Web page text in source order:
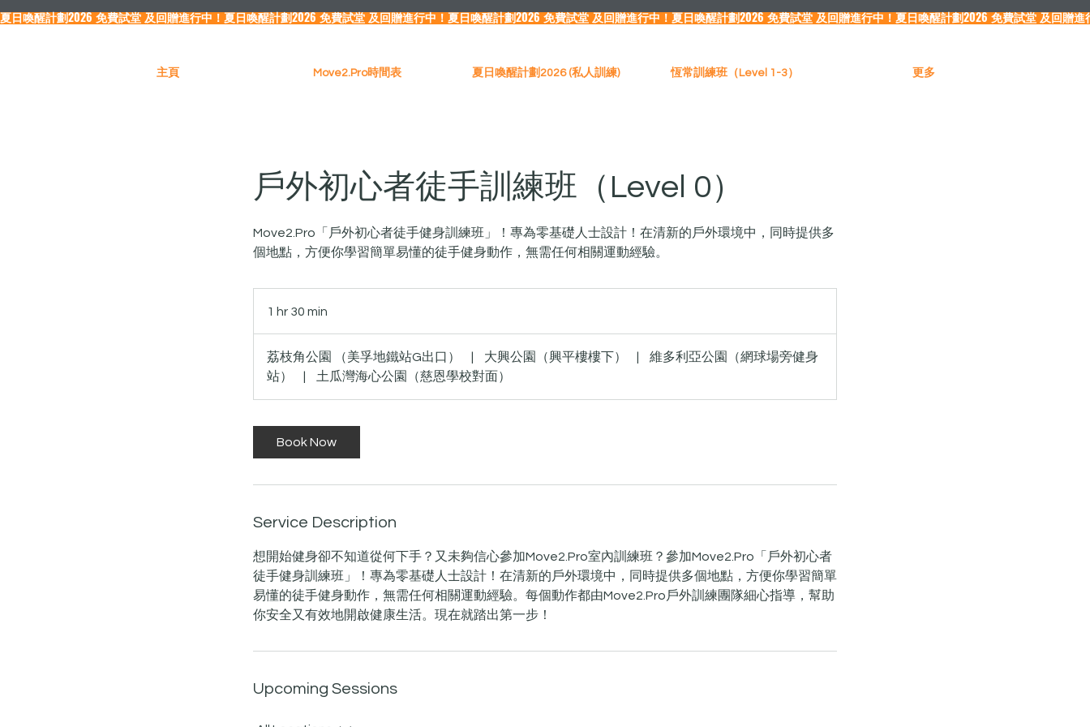
夏日喚醒計劃2026 免費試堂 及回贈進行中！
主頁 Move2.Pro時間表 夏日喚醒計劃2026 (私人訓練) 恆常訓練班（Level 1-3） 更多
戶外初心者徒手訓練班（Level 0）
Move2.Pro「戶外初心者徒手健身訓練班」！專為零基礎人士設計！在清新的戶外環境中，同時提供多
個地點，方便你學習簡單易懂的徒手健身動作，無需任何相關運動經驗。
1 hr 30 min
h
3
0
n
荔枝角公園 （美孚地鐵站G出口） 大興公園（興平樓樓下）
維多利亞公園（網球場旁健身
站）
土瓜灣海心公園（慈恩學校對面）
Book Now
Service Description
想開始健身卻不知道從何下手？又未夠信心參加Move2.Pro室內訓練班？參加Move2.Pro「戶外初心者
徒手健身訓練班」！專為零基礎人士設計！在清新的戶外環境中，同時提供多個地點，方便你學習簡單
易懂的徒手健身動作，無需任何相關運動經驗。每個動作都由Move2.Pro戶外訓練團隊細心指導，幫助
你安全又有效地開啟健康生活。現在就踏出第一步！
Upcoming Sessions